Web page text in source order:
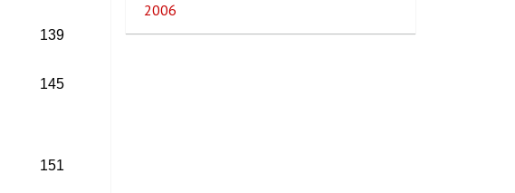
139
145
151
2006